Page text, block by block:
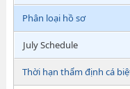
Phân loại hồ sơ
July Schedule
Thời hạn thẩm định cá